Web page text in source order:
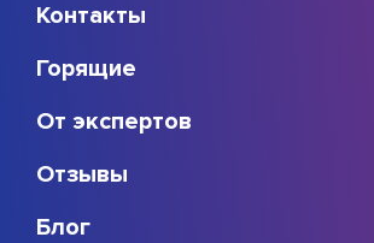
Контакты
Горящие
От экспертов
Отзывы
Блог